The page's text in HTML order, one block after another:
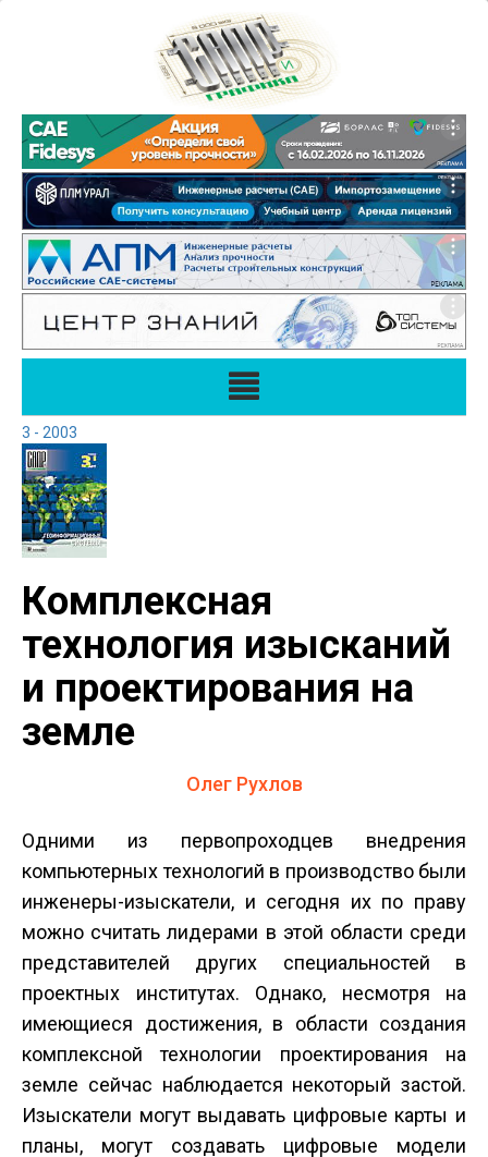
3 - 2003
Комплексная
технология изысканий
и проектирования на
земле
Олег Рухлов
Одними из первопроходцев внедрения
компьютерных технологий в производство были
инженеры-изыскатели, и сегодня их по праву
можно считать лидерами в этой области среди
представителей других специальностей в
проектных институтах. Однако, несмотря на
имеющиеся достижения, в области создания
комплексной технологии проектирования на
земле сейчас наблюдается некоторый застой.
Изыскатели могут выдавать цифровые карты и
планы, могут создавать цифровые модели